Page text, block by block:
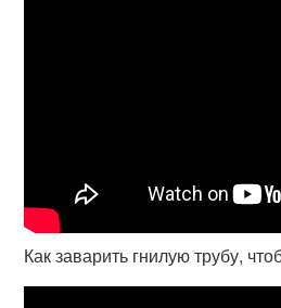
Как заварить гнилую трубу,